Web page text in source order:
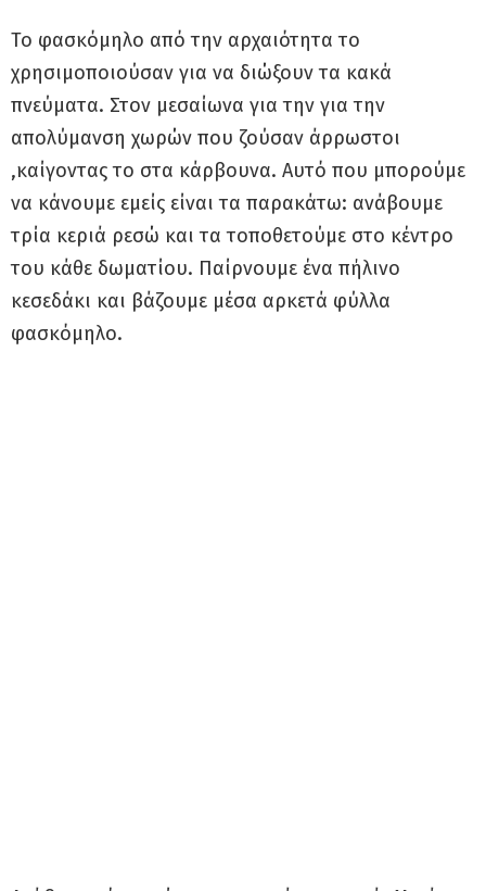
Το φασκόμηλο από την αρχαιότητα το
χρησιμοποιούσαν για να διώξουν τα κακά
πνεύματα. Στον μεσαίωνα για την για την
απολύμανση χωρών που ζούσαν άρρωστοι
,καίγοντας το στα κάρβουνα. Αυτό που μπορούμε
να κάνουμε εμείς είναι τα παρακάτω: ανάβουμε
τρία κεριά ρεσώ και τα τοποθετούμε στο κέντρο
του κάθε δωματίου. Παίρνουμε ένα πήλινο
κεσεδάκι και βάζουμε μέσα αρκετά φύλλα
φασκόμηλο.